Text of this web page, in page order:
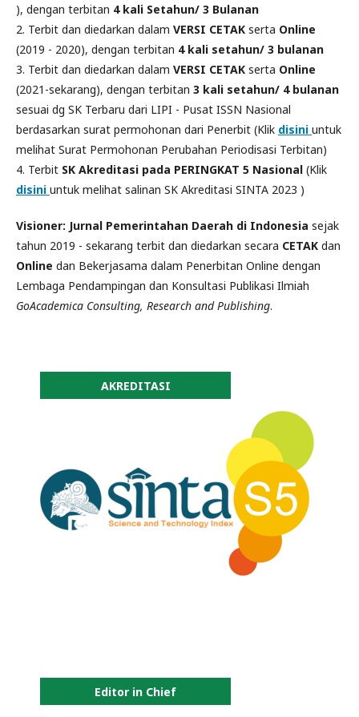
), dengan terbitan 4 kali Setahun/ 3 Bulanan
2. Terbit dan diedarkan dalam VERSI CETAK serta Online
(2019 - 2020), dengan terbitan 4 kali setahun/ 3 bulanan
3. Terbit dan diedarkan dalam VERSI CETAK serta Online
(2021-sekarang), dengan terbitan 3 kali setahun/ 4 bulanan
sesuai dg SK Terbaru dari LIPI - Pusat ISSN Nasional
berdasarkan surat permohonan dari Penerbit (Klik disini untuk
melihat Surat Permohonan Perubahan Periodisasi Terbitan)
4. Terbit SK Akreditasi pada PERINGKAT 5 Nasional (Klik
disini untuk melihat salinan SK Akreditasi SINTA 2023 )
Visioner: Jurnal Pemerintahan Daerah di Indonesia sejak
tahun 2019 - sekarang terbit dan diedarkan secara CETAK dan
Online dan Bekerjasama dalam Penerbitan Online dengan
Lembaga Pendampingan dan Konsultasi Publikasi Ilmiah
GoAcademica Consulting, Research and Publishing.
AKREDITASI
Editor in Chief